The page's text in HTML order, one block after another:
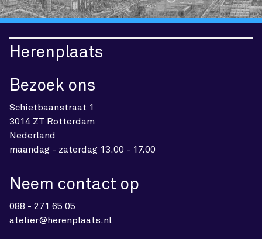
Herenplaats
Bezoek ons
Schietbaanstraat 1
3014 ZT Rotterdam
Nederland
maandag - zaterdag 13.00 - 17.00
Neem contact op
088 - 271 65 05
atelier@herenplaats.nl